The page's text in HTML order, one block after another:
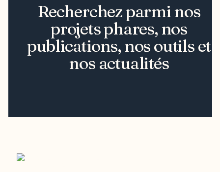
Recherchez parmi nos
projets phares, nos
publications, nos outils et
nos actualités